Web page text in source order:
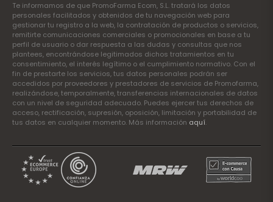
Te informamos de que PromoFarma Ecom, S.L. tratará los datos
personales facilitados y obtenidos de tu navegación web para
gestionar tu registro a la web, la contratación de productos o servicios,
remitirte comunicaciones comerciales o promocionales en base a tu
perfil de usuario o dar respuesta a las dudas y consultas que nos
plantees, encontrándose legitimados dichos tratamientos en tu
consentimiento, el interés legítimo o el cumplimiento normativo. Con el
fin de prestarte los servicios, tus datos personales podrán ser
accedidos por proveedores y prestadores de servicios de Promofarma,
realizándose, temporalmente, transferencias internacionales de datos
con un nivel de seguridad adecuado. Puedes ejercer tus derechos de
acceso, rectificación, supresión, oposición, limitación y portabilidad de
tus datos en cualquier momento. Más información aquí.